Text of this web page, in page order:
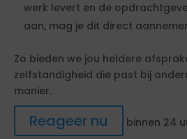
werk levert en de
aan, mag je dit direct
Zo bieden we jou heldere
zelfstandigheid die past bij
manier.
Reageer nu
binnen 24